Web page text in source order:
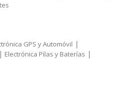
GPS y Automóvil |
| Electrónica Pilas y Baterías |